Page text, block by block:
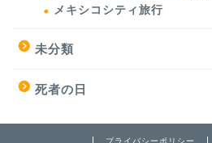
メキシコシティ旅行
未分類
死者の日
プライバシーポリシー